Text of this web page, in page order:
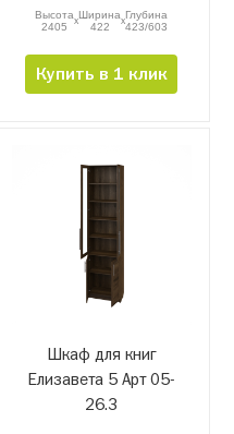
Высота
2405
xШирина
422
xГлубина
423/603
Купить в 1 клик
Шкаф для книг
Елизавета 5 Арт 05-
26.3